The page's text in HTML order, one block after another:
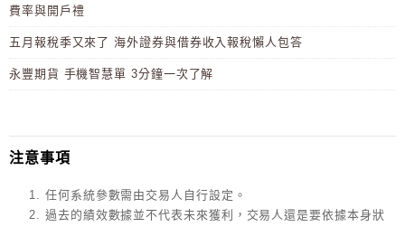
費率與開戶禮
五月報稅季又來了 海外證券與借券收入報稅懶人包答
永豐期貨 手機智慧單 3分鐘一次了解
注意事項
任何系統參數需由交易人自行設定。
過去的績效數據並不代表未來獲利，交易人還是要依據本身狀